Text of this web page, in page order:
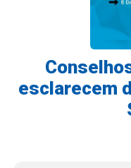
esclarecem